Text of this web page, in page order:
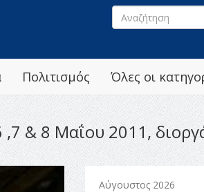
Όλες οι
Πολιτισμός
,7 & 8 Μαΐου 2011,
Αύγουστος 2026